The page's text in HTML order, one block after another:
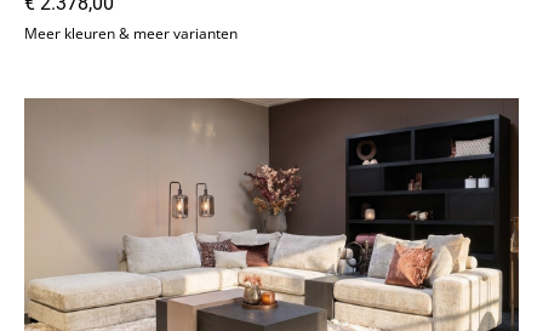
Meer kleuren & meer varianten